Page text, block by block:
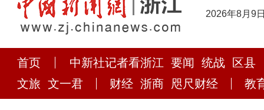
2026年8月9
首页 中新社记者看浙江 要闻 统战
区县
文旅 文一君 财经 浙商 咫尺财经 教